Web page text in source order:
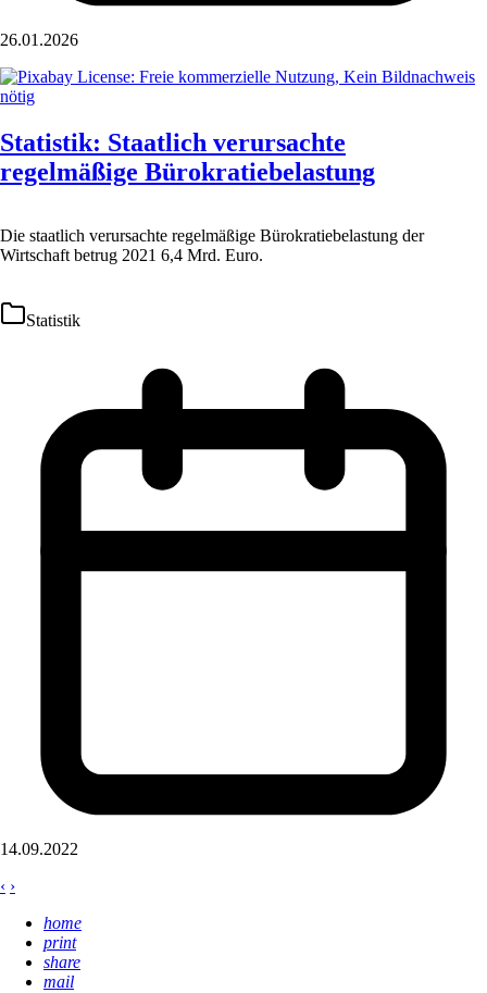
26.01.2026
Statistik: Staatlich verursachte
regelmäßige Bürokratiebelastung
Die staatlich verursachte regelmäßige Bürokratiebelastung der
Wirtschaft betrug 2021 6,4 Mrd. Euro.
Statistik
14.09.2022
‹ ›
home
print
share
mail